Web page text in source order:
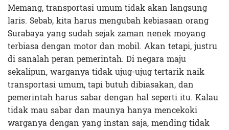
Memang, transportasi umum tidak akan langsung
laris. Sebab, kita harus mengubah kebiasaan orang
Surabaya yang sudah sejak zaman nenek moyang
terbiasa dengan motor dan mobil. Akan tetapi, justru
di sanalah peran pemerintah. Di negara maju
sekalipun, warganya tidak ujug-ujug tertarik naik
transportasi umum, tapi butuh dibiasakan, dan
pemerintah harus sabar dengan hal seperti itu. Kalau
tidak mau sabar dan maunya hanya mencekoki
warganya dengan yang instan saja, mending tidak